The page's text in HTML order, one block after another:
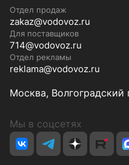
Отдел продаж
zakaz@vodovoz.ru
Для поставщиков
714@vodovoz.ru
Отдел рекламы
reklama@vodovoz.ru
Москва, Волгоградский
Мы в соцсетях